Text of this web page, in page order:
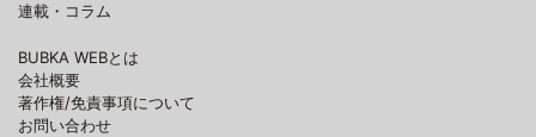
連載・コラム
BUBKA WEBとは
会社概要
著作権/免責事項について
お問い合わせ